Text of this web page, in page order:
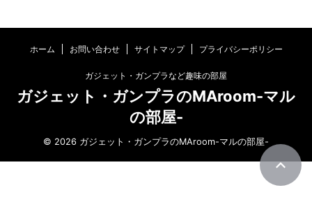
ホーム お問い合わせ サイトマップ プライバシーポリシー
ガジェット・ガンプラなど趣味の部屋
ガジェット・ガンプラのMAroom-マル
の部屋-
© 2026 ガジェット・ガンプラのMAroom-マルの部屋-